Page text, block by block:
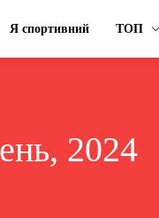
Я спортивний ТОП
2024